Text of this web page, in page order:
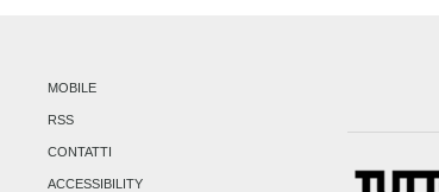
MOBILE
RSS
CONTATTI
ACCESSIBILITY